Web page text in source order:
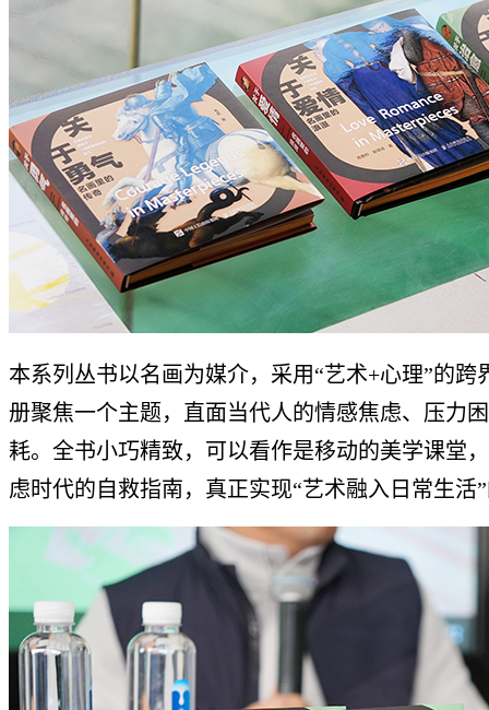
本系列丛书以名画为媒介，采用“艺术+心理”的跨
册聚焦一个主题，直面当代人的情感焦虑、压力
耗。全书小巧精致，可以看作是移动的美学课堂
虑时代的自救指南，真正实现“艺术融入日常生活